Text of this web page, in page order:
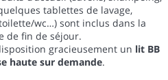
tablettes de lavage,
wc…) sont inclus dans la
de fin de séjour.
gracieusement un lit BB
haute sur demande.